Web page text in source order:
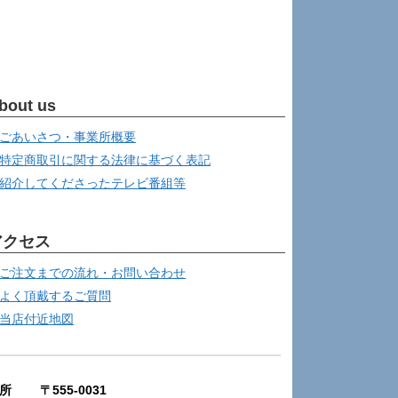
us
ごあいさつ・事業所概要
特定商取引に関する法律に基づく表記
紹介してくださったテレビ番組等
セス
ご注文までの流れ・お問い合わせ
よく頂戴するご質問
当店付近地図
所 〒555-0031